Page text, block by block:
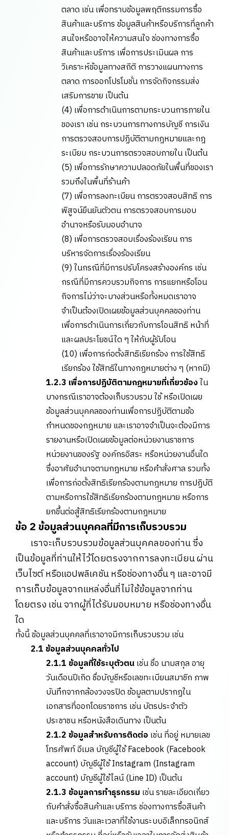
ตลาด เช่น เพื่อทราบข้อมูลพฤติกรรมการซื้อ
สินค้าและบริการ ข้อมูลสินค้าหรือบริการที่ลูกค้า
สนใจหรืออาจให้ความสนใจ ช่องทางการซื้อ
สินค้าและบริการ เพื่อการประเมินผล การ
วิเคราะห์ข้อมูลทางสถิติ การวางแผนทางการ
ตลาด การออกโปรโมชั่น การจัดกิจกรรมส่ง
เสริมการขาย เป็นต้น
(4) เพื่อการดำเนินการตามกระบวนการภายใน
ของเรา เช่น กระบวนการทางการบัญชี การเงิน
การตรวจสอบการปฏิบัติตามกฎหมายและกฎ
ระเบียบ กระบวนการตรวจสอบภายใน เป็นต้น
(5) เพื่อการรักษาความปลอดภัยในพื้นที่ของเรา
รวมถึงในพื้นที่ร้านค้า
(7) เพื่อการลงทะเบียน การตรวจสอบสิทธิ การ
พิสูจน์ยืนยันตัวตน การตรวจสอบการมอบ
อำนาจหรือรับมอบอำนาจ
(8) เพื่อการตรวจสอบเรื่องร้องเรียน การ
บริหารจัดการเรื่องร้องเรียน
(9) ในกรณีที่มีการปรับโครงสร้างองค์กร เช่น
กรณีที่มีการควบรวมกิจการ การแยกหรือโอน
กิจการไม่ว่าจะบางส่วนหรือทั้งหมดเราอาจ
จำเป็นต้องเปิดเผยข้อมูลส่วนบุคคลของท่าน
เพื่อการดำเนินการเกี่ยวกับการโอนสิทธิ หน้าที่
และผลประโยชน์ใด ๆ ให้กับผู้รับโอน
(10) เพื่อการก่อตั้งสิทธิเรียกร้อง การใช้สิทธิ
เรียกร้อง ใช้สิทธิในทางกฎหมายต่าง ๆ (หากมี)
1.2.3 เพื่อการปฏิบัติตามกฎหมายที่เกี่ยวข้องใน
บางกรณีเราอาจต้องเก็บรวบรวม ใช้ หรือเปิดเผย
ข้อมูลส่วนบุคคลของท่านเพื่อการปฏิบัติตามข้อ
กำหนดของกฎหมาย และเราอาจจำเป็นจะต้องมีการ
รายงานหรือเปิดเผยข้อมูลต่อหน่วยงานราชการ
หน่วยงานของรัฐ องค์กรอิสระ หรือหน่วยงานอื่นใด
ซึ่งอาศัยอำนาจตามกฎหมาย หรือคำสั่งศาล รวมทั้ง
เพื่อการก่อตั้งสิทธิเรียกร้องตามกฎหมาย การปฏิบัติ
ตามหรือการใช้สิทธิเรียกร้องตามกฎหมาย หรือการ
ยกขึ้นต่อสู้สิทธิเรียกร้องตามกฎหมาย
ข้อ 2 ข้อมูลส่วนบุคคลที่มีการเก็บรวบรวม
เราจะเก็บรวบรวมข้อมูลส่วนบุคคลของท่าน ซึ่ง
เป็นข้อมูลที่ท่านให้ไว้โดยตรงจากการลงทะเบียน ผ่าน
เว็บไซต์ หรือแอปพลิเคชัน หรือช่องทางอื่น ๆ และอาจมี
การเก็บข้อมูลจากแหล่งอื่นที่ไม่ใช้ข้อมูลจากท่าน
โดยตรง เช่น จากผู้ที่ได้รับมอบหมาย หรือช่องทางอื่น
ใด
ทั้งนี้ ข้อมูลส่วนบุคคลที่เราอาจมีการเก็บรวบรวม เช่น
2.1 ข้อมูลส่วนบุคคลทั่วไป
2.1.1 ข้อมูลที่ใช้ระบุตัวตนเช่น ชื่อ นามสกุล อายุ
วันเดือนปีเกิด ชื่อบัญชีหรือเลขทะเบียนสมาชิก ภาพ
บันทึกจากกล้องวงจรปิด ข้อมูลตามปรากฏใน
เอกสารที่ออกโดยราชการ เช่น บัตรประจำตัว
ประชาชน หรือหนังสือเดินทาง เป็นต้น
2.1.2 ข้อมูลสำหรับการติดต่อ เช่น ที่อยู่ หมายเลข
โทรศัพท์ อีเมล บัญชีผู้ใช้ Facebook (Facebook
account) บัญชีผู้ใช้ Instagram (Instagram
account) บัญชีผู้ใช้ไลน์ (Line ID) เป็นต้น
2.1.3 ข้อมูลการทำธุรกรรม เช่น รายละเอียดเกี่ยว
กับคำสั่งซื้อสินค้าและบริการ ช่องทางการซื้อสินค้า
และบริการ วันและเวลาที่ใช้งานระบบอิเล็กทรอนิกส์